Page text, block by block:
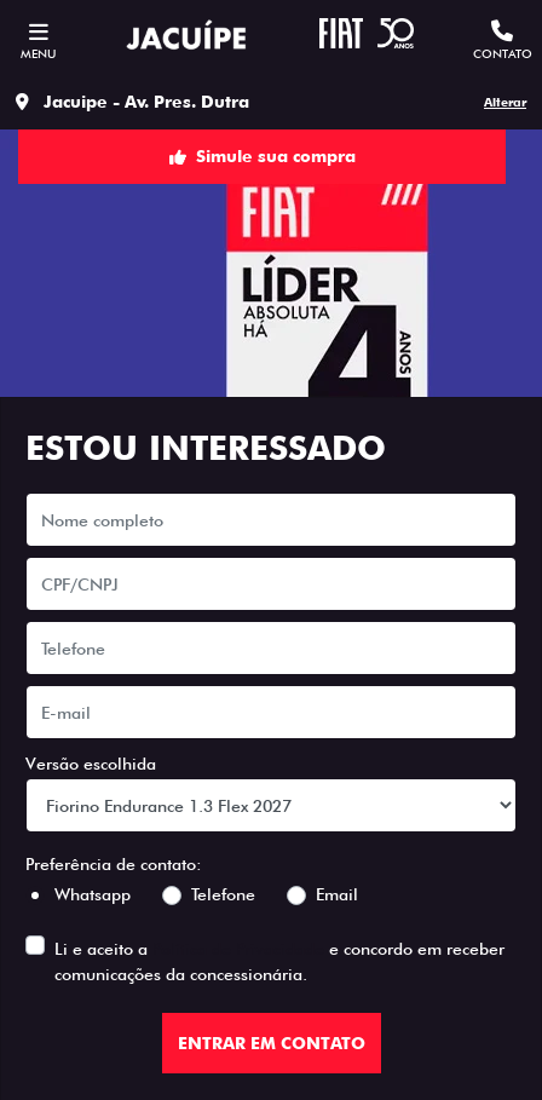
MENU CONTATO
Jacuipe - Av. Pres. Dutra Alterar
ESTOU INTERESSADO
Versão escolhida
Preferência de contato:
Whatsapp
Telefone Email
Li e aceito a
e concordo em receber
comunicações da concessionária.
ENTRAR EM CONTATO
Simule sua compra